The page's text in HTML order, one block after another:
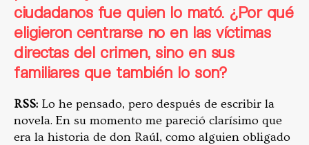
ciudadanos fue quien lo mató.¿Por qué
eligieron centrarse no en las víctimas
directas del crimen, sino en sus
familiares que también lo son?
RSS: Lo he pensado, pero después de escribir la
novela. En su momento me pareció clarísimo que
era la historia de don Raúl, como alguien obligado